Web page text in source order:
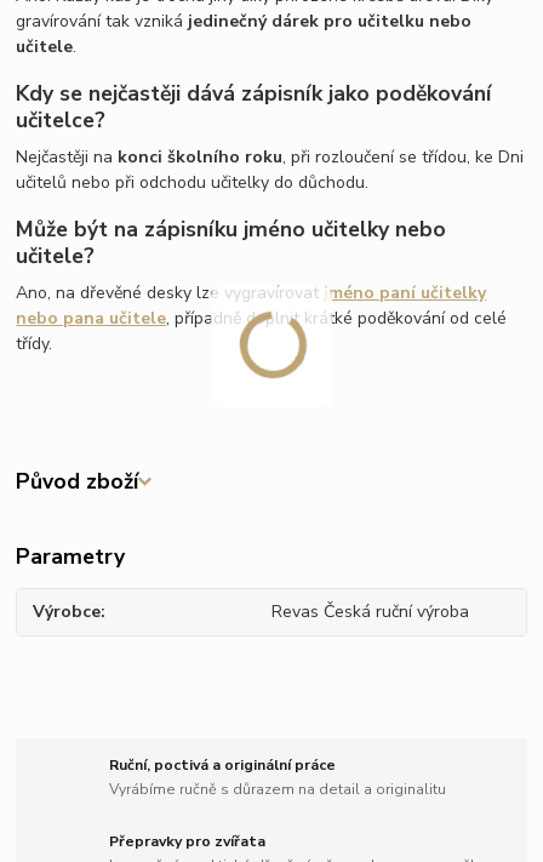
gravírování tak vzniká jedinečný dárek pro učitelku nebo
učitele.
Kdy se nejčastěji dává zápisník jako poděkování
učitelce?
Nejčastěji na konci školního roku, při rozloučení se třídou, ke Dni
učitelů nebo při odchodu učitelky do důchodu.
Může být na zápisníku jméno učitelky nebo
učitele?
Ano, na dřevěné desky lze vygravírovat jméno paní učitelky
nebo pana učitele, případně doplnit krátké poděkování od celé
třídy.
Původ zboží
Parametry
Výrobce Revas Česká ruční výroba
Ruční, poctivá a originální práce
Vyrábíme ručně s důrazem na detail a originalitu
Přepravky pro zvířata